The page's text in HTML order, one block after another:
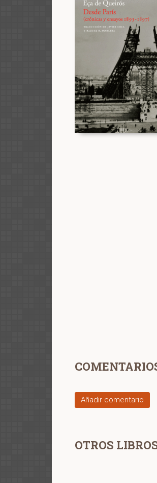
Añadir comentario
OTROS